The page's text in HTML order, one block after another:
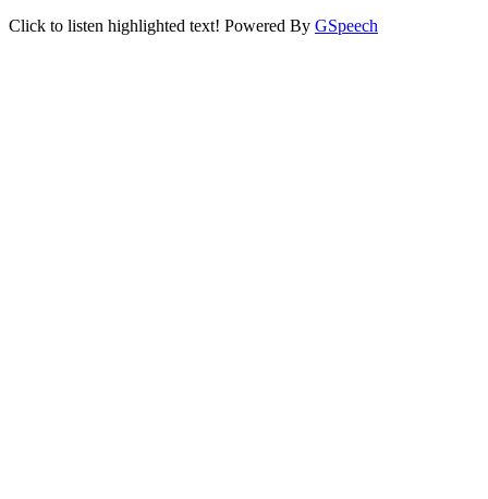
Click to listen highlighted text! Powered By GSpeech